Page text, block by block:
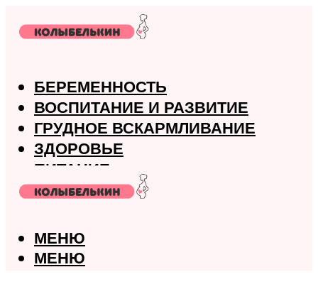
БЕРЕМЕННОСТЬ
ВОСПИТАНИЕ И РАЗВИТИЕ
ГРУДНОЕ ВСКАРМЛИВАНИЕ
ЗДОРОВЬЕ
ПИТАНИЕ
РОДЫ
МЕНЮ
МЕНЮ